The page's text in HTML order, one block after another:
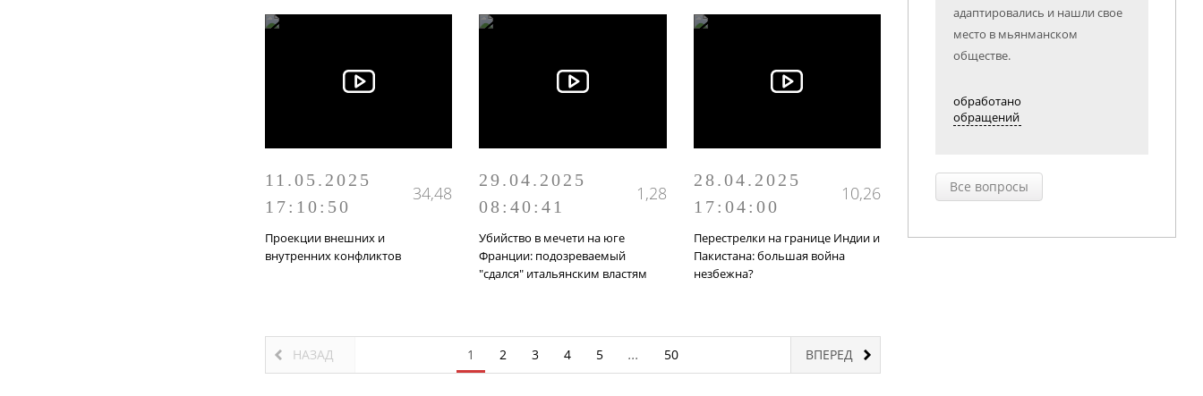
адаптировались и нашли свое
место в мьянманском
обществе.
обработано
обращений
Все вопросы
11.05.2025
17:10:50
34,48
Проекции внешних и
внутренних конфликтов
29.04.2025
08:40:41
1,28
Убийство в мечети на юге
Франции: подозреваемый
"сдался" итальянским властям
28.04.2025
17:04:00
10,26
Перестрелки на границе Индии и
Пакистана: большая война
незбежна?
НАЗАД 1 2 3 4 5 ... 50 ВПЕРЕД